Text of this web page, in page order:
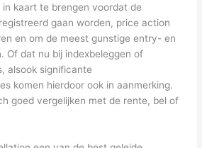
kaart te brengen voordat de
gaan worden, price action
en om de meest gunstige entry- en
Of dat nu bij indexbeleggen of
alsook significante
komen hierdoor ook in aanmerking.
goed vergelijken met de rente, bel of